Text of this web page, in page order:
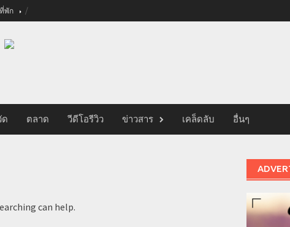
พัก
ด ตลาด วีดีโอรีวิว ข่าวสาร เคล็ดลับ อื่นๆ
can help.